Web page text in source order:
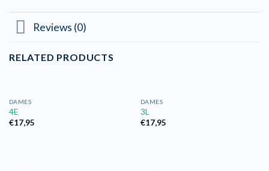
Reviews (0)
RELATED PRODUCTS
DAMES
4E
€17,95
DAMES
3L
€17,95